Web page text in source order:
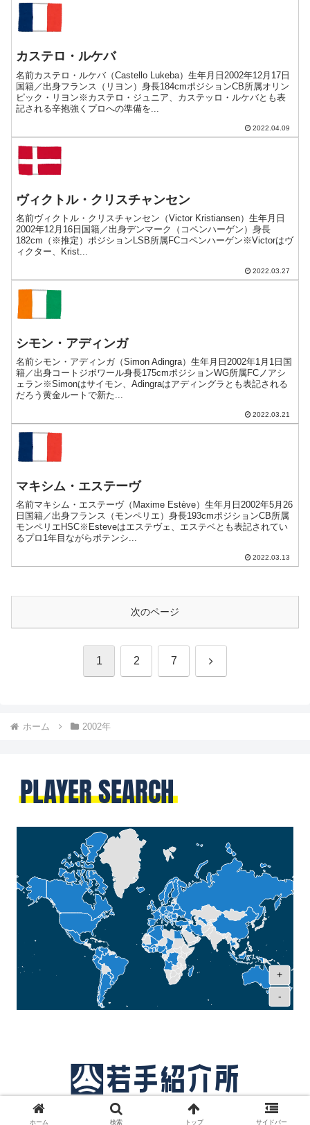
カステロ・ルケバ
名前カステロ・ルケバ（Castello Lukeba）生年月日2002年12月17日
国籍／出身フランス（リヨン）身長184cmポジションCB所属オリン
ピック・リヨン※カステロ・ジュニア、カステッロ・ルケバとも表
記される辛抱強くプロへの準備を...
2022.04.09
ヴィクトル・クリスチャンセン
名前ヴィクトル・クリスチャンセン（Victor Kristiansen）生年月日
2002年12月16日国籍／出身デンマーク（コペンハーゲン）身長
182cm（※推定）ポジションLSB所属FCコペンハーゲン※Victorはヴ
ィクター、Krist...
2022.03.27
シモン・アディンガ
名前シモン・アディンガ（Simon Adingra）生年月日2002年1月1日国
籍／出身コートジボワール身長175cmポジションWG所属FCノアシ
ェラン※Simonはサイモン、Adingraはアディングラとも表記される
だろう黄金ルートで新た...
2022.03.21
マキシム・エステーヴ
名前マキシム・エステーヴ（Maxime Estève）生年月日2002年5月26
日国籍／出身フランス（モンペリエ）身長193cmポジションCB所属
モンペリエHSC※Esteveはエステヴェ、エステベとも表記されてい
るプロ1年目ながらポテンシ...
2022.03.13
次のページ
1 2 7 次
ホーム 2002年
+
-
© 2018 サッカー若手紹介所.
ホーム 検索 トップ サイドバー